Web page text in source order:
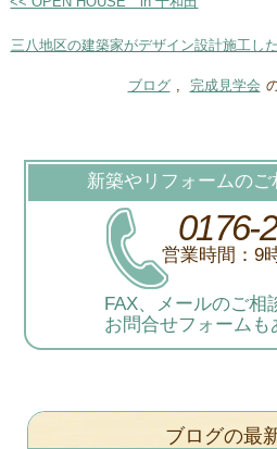
三八地区の建築家がデザイン設計施工
ブログ , 完成見学会
新築やリフォームのご
0176-
営業時間：9
FAX、メールのご相
お問合せフォームも
ブログの最